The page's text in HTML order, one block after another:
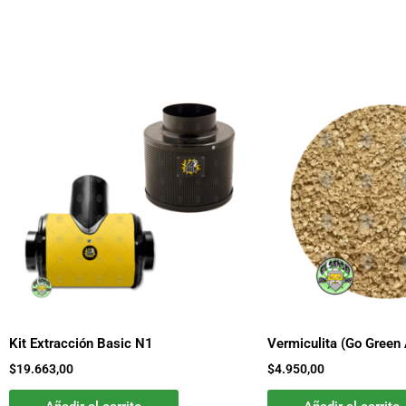
Kit Extracción Basic N1
$19.663,00
Vermiculita (Go Green
$4.950,00